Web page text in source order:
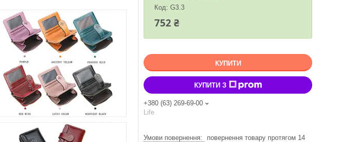
Код: G3.3
752 ₴
КУПИТИ
КУПИТИ З
+380 (63) 269-69-00
Life
повернення товару протягом 14